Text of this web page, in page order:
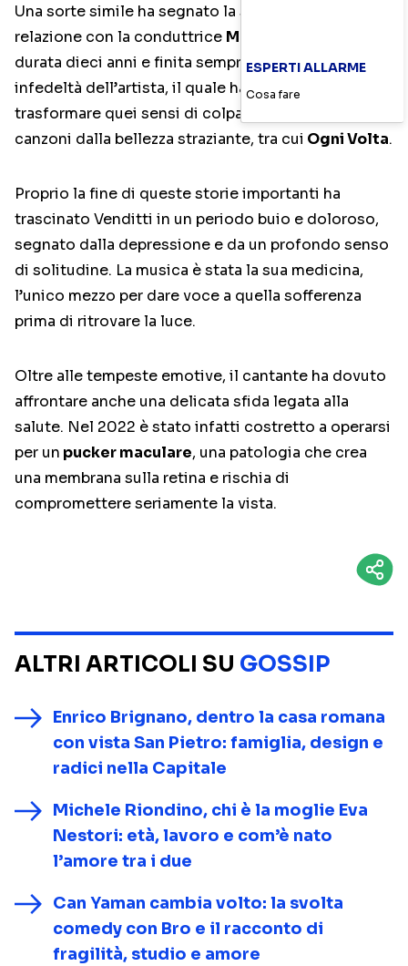
Una sorte simile ha segnato la successiva e lunga
relazione con la conduttrice Monica Leofreddi
durata dieci anni e finita sempre a causa delle
infedeltà dell’artista, il quale ha saputo però
trasformare quei sensi di colpa e quei distacchi in
canzoni dalla bellezza straziante, tra cui Ogni Volta.
Proprio la fine di queste storie importanti ha
trascinato Venditti in un periodo buio e doloroso,
segnato dalla depressione e da un profondo senso
di solitudine. La musica è stata la sua medicina,
l’unico mezzo per dare voce a quella sofferenza
prima di ritrovare la luce.
Oltre alle tempeste emotive, il cantante ha dovuto
affrontare anche una delicata sfida legata alla
salute. Nel 2022 è stato infatti costretto a operarsi
per un pucker maculare, una patologia che crea
una membrana sulla retina e rischia di
compromettere seriamente la vista.
ALTRI ARTICOLI SU GOSSIP
Enrico Brignano, dentro la casa romana
con vista San Pietro: famiglia, design e
radici nella Capitale
Michele Riondino, chi è la moglie Eva
Nestori: età, lavoro e com’è nato
l’amore tra i due
Can Yaman cambia volto: la svolta
comedy con Bro e il racconto di
fragilità, studio e amore
ESPERTI ALLARME
Cosa fare